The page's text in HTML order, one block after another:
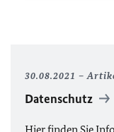
30.08.2021
Datenschutz